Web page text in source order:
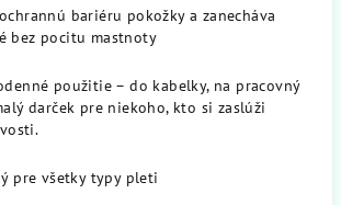
bariéru pokožky a zanecháva
bez pocitu mastnoty
použitie – do kabelky, na pracovný
darček pre niekoho, kto si zaslúži
pre všetky typy pleti